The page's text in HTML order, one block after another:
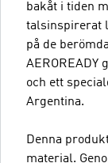
bakåt i tiden
talsinspirerat
på de
AEROREADY
och ett
Argentina.
Denna
material.